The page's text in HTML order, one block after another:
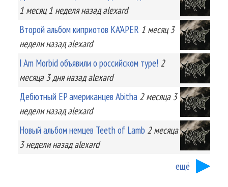
1 месяц 1 неделяназад alexard
Второй альбом киприотов KA'APER 1 месяц 3
неделиназад alexard
I Am Morbid объявили о российском туре! 2
месяца 3 дняназад alexard
Дебютный EP американцев Abitha 2 месяца 3
неделиназад alexard
Новый альбом немцев Teeth of Lamb 2 месяца
3 неделиназад alexard
ещё